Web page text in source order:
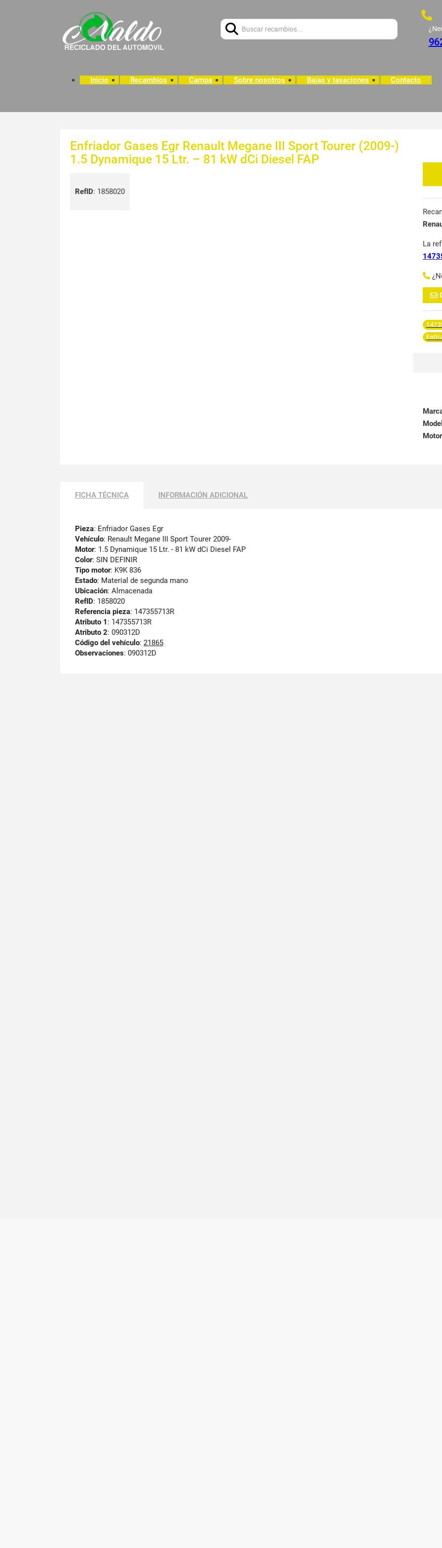
Inicio Recambios Campa Sobre nosotros Bajas y tasaciones Contacto
Enfriador Gases Egr Renault Megane III Sport Tourer (2009-)
1.5 Dynamique 15 Ltr. – 81 kW dCi Diesel FAP
RefID: 1858020
La
Motor
FICHA TÉCNICA INFORMACIÓN ADICIONAL
Pieza: Enfriador Gases Egr
Vehículo: Renault Megane III Sport Tourer 2009-
Motor: 1.5 Dynamique 15 Ltr. - 81 kW dCi Diesel FAP
Color: SIN DEFINIR
Tipo motor: K9K 836
Estado: Material de segunda mano
Ubicación: Almacenada
RefID: 1858020
Referencia pieza: 147355713R
Atributo 1 : 147355713R
Atributo 2: 090312D
Código del vehículo: 21865
Observaciones: 090312D